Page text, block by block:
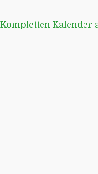
Kompletten Kalender